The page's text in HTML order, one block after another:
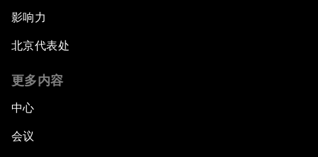
影响力
北京代表处
更多内容
中心
会议